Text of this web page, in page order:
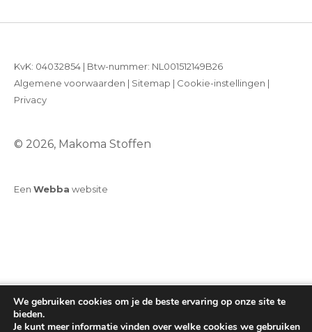
© 2026, Makoma Stoffen
KvK: 04032854 | Btw-nummer: NL001512149B26
Algemene voorwaarden | Sitemap | Cookie-instellingen |
Privacy
Een Webba website
We gebruiken cookies om je de beste ervaring op onze site te
bieden.
Je kunt meer informatie vinden over welke cookies we gebruiken